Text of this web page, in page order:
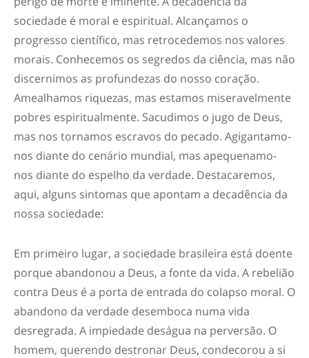
sociedade é moral e espiritual. Alcançamos o
progresso científico, mas retrocedemos nos valores
morais. Conhecemos os segredos da ciência, mas não
discernimos as profundezas do nosso coração.
Amealhamos riquezas, mas estamos miseravelmente
pobres espiritualmente. Sacudimos o jugo de Deus,
mas nos tornamos escravos do pecado. Agigantamo-
nos diante do cenário mundial, mas apequenamo-
nos diante do espelho da verdade. Destacaremos,
aqui, alguns sintomas que apontam a decadência da
nossa sociedade:
Em primeiro lugar, a sociedade brasileira está doente
porque abandonou a Deus, a fonte da vida. A rebelião
contra Deus é a porta de entrada do colapso moral. O
abandono da verdade desemboca numa vida
desregrada. A impiedade deságua na perversão. O
homem, querendo destronar Deus, condecorou a si